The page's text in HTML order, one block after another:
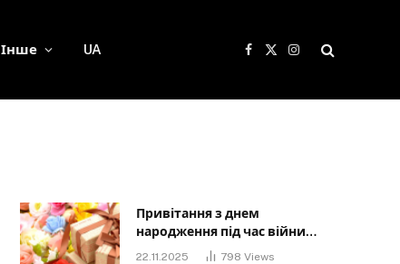
Інше UA
Facebook
X
Instagram
Привітання з днем
народження під час війни
своїми словами: Слова, що
22.11.2025 798 Views